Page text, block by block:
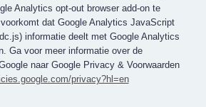
Analytics opt-out browser add-on te
dat Google Analytics JavaScript
informatie deelt met Google Analytics
Ga voor meer informatie over de
naar Google Privacy & Voorwaarden
privacy?hl=en